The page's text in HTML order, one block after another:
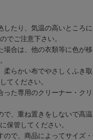
したり、気温の高いところ
でご注意下さい。
場合は、他の衣類等に色が
柔らかい布でやさしくふき
てください。
った専用のクリーナー・ク
で、重ね置きをしないで高
保管してください。
ので、商品によってサイズ